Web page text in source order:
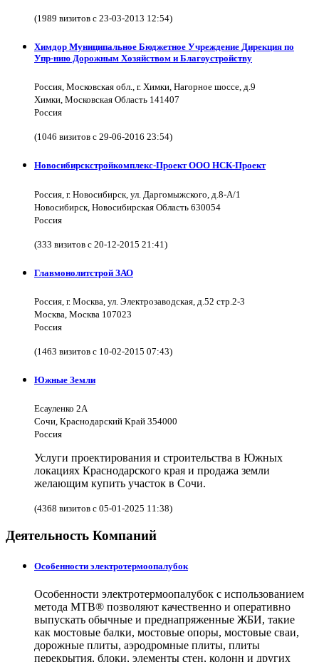
(1989 визитов с 23-03-2013 12:54)
Химдор Муниципальное Бюджетное Учреждение Дирекция по
Упр-нию Дорожным Хозяйством и Благоустройству
Россия, Московская обл., г. Химки, Нагорное шоссе, д.9
Химки, Московская Область 141407
Россия
(1046 визитов с 29-06-2016 23:54)
Новосибирскстройкомплекс-Проект ООО НСК-Проект
Россия, г. Новосибирск, ул. Даргомыжского, д.8-А/1
Новосибирск, Новосибирская Область 630054
Россия
(333 визитов с 20-12-2015 21:41)
Главмонолитстрой ЗАО
Россия, г. Москва, ул. Электрозаводская, д.52 стр.2-3
Москва, Москва 107023
Россия
(1463 визитов с 10-02-2015 07:43)
Южные Земли
Есауленко 2А
Сочи, Краснодарский Край 354000
Россия
Услуги проектирования и строительства в Южных
локациях Краснодарского края и продажа земли
желающим купить участок в Сочи.
(4368 визитов с 05-01-2025 11:38)
Деятельность Компаний
Особенности электротермоопалубок
Особенности электротермоопалубок с использованием
метода МТВ® позволяют качественно и оперативно
выпускать обычные и преднапряженные ЖБИ, такие
как мостовые балки, мостовые опоры, мостовые сваи,
дорожные плиты, аэродромные плиты, плиты
перекрытия, блоки, элементы стен, колонн и других